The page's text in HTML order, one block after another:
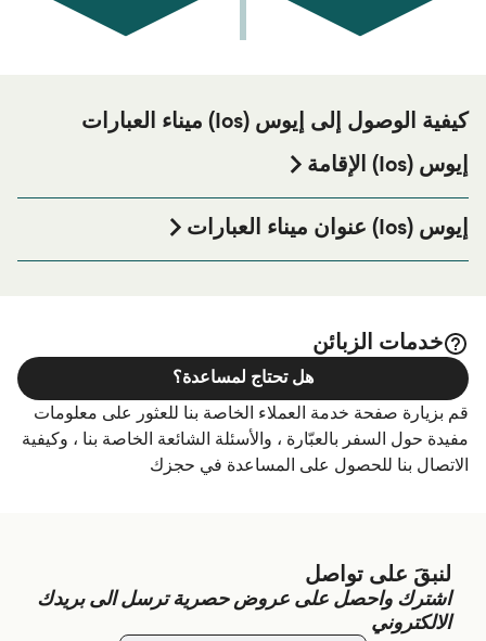
كيفية الوصول إلى إيوس (Ios) ميناء العبارات
إيوس (Ios) الإقامة
العبارة قبل أو بعد رحلتك أو إذا كنت تبحث عن أماكن السكن
لإقامتك بالكامل، يرجى زيارة موقعنا على
إيوس (Ios) عنوان ميناء العبارات
خدمات الزبائن
قم بزيارة صفحة خدمة العملاء الخاصة بنا للعثور على معلومات
مفيدة حول السفر بالعبّارة ، والأسئلة الشائعة الخاصة بنا ، وكيفية
الاتصال بنا للحصول على المساعدة في حجزك
هل تحتاج لمساعدة؟
لنبقَ على تواصل
اشترك واحصل على عروض حصرية ترسل الى بريدك
الالكتروني